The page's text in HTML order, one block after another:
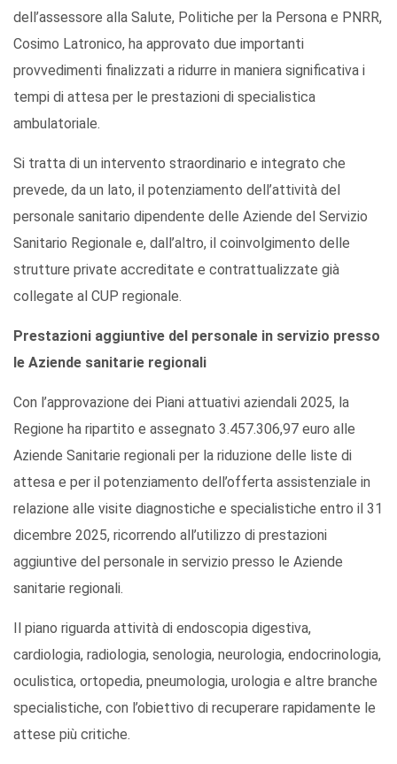
dell’assessore alla Salute, Politiche per la Persona e PNRR,
Cosimo Latronico, ha approvato due importanti
provvedimenti finalizzati a ridurre in maniera significativa i
tempi di attesa per le prestazioni di specialistica
ambulatoriale.
Si tratta di un intervento straordinario e integrato che
prevede, da un lato, il potenziamento dell’attività del
personale sanitario dipendente delle Aziende del Servizio
Sanitario Regionale e, dall’altro, il coinvolgimento delle
strutture private accreditate e contrattualizzate già
collegate al CUP regionale.
Prestazioni aggiuntive del personale in servizio presso
le Aziende sanitarie regionali
Con l’approvazione dei Piani attuativi aziendali 2025, la
Regione ha ripartito e assegnato 3.457.306,97 euro alle
Aziende Sanitarie regionali per la riduzione delle liste di
attesa e per il potenziamento dell’offerta assistenziale in
relazione alle visite diagnostiche e specialistiche entro il 31
dicembre 2025, ricorrendo all’utilizzo di prestazioni
aggiuntive del personale in servizio presso le Aziende
sanitarie regionali.
Il piano riguarda attività di endoscopia digestiva,
cardiologia, radiologia, senologia, neurologia, endocrinologia,
oculistica, ortopedia, pneumologia, urologia e altre branche
specialistiche, con l’obiettivo di recuperare rapidamente le
attese più critiche.